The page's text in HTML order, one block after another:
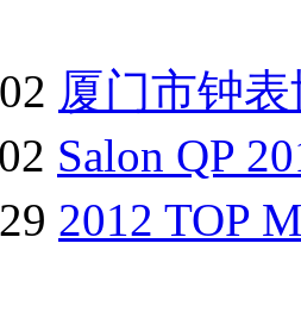
厦门市钟
Salon QP
2012 TOP